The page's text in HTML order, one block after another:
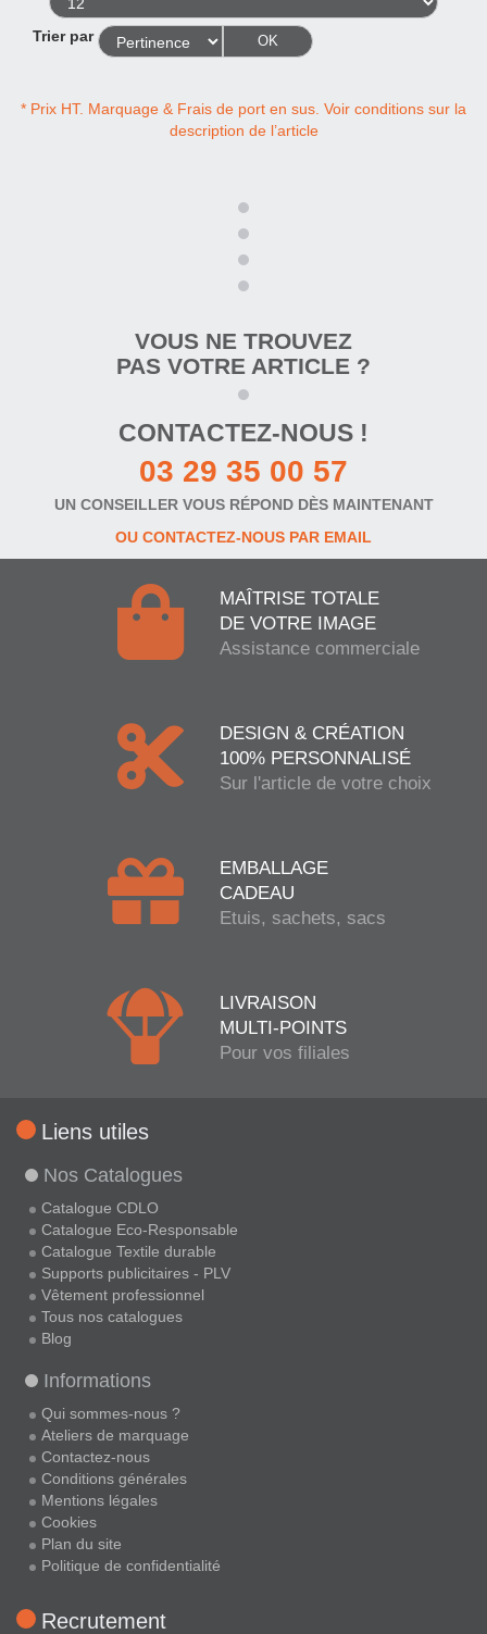
Trier par OK
* Prix HT. Marquage & Frais de port en sus. Voir conditions sur la
description de l’article
VOUS NE TROUVEZ
PAS VOTRE ARTICLE ?
CONTACTEZ-NOUS !
03 29 35 00 57
UN CONSEILLER VOUS RÉPOND DÈS MAINTENANT
OU CONTACTEZ-NOUS PAR EMAIL
MAÎTRISE TOTALE
DE VOTRE IMAGE
Assistance commerciale
DESIGN & CRÉATION
100% PERSONNALISÉ
Sur l'article de votre choix
EMBALLAGE
CADEAU
Etuis, sachets, sacs
LIVRAISON
MULTI-POINTS
Pour vos filiales
Liens utiles
Nos Catalogues
Catalogue CDLO
Catalogue Eco-Responsable
Catalogue Textile durable
Supports publicitaires - PLV
Vêtement professionnel
Tous nos catalogues
Blog
Informations
Qui sommes-nous ?
Ateliers de marquage
Contactez-nous
Conditions générales
Mentions légales
Cookies
Plan du site
Politique de confidentialité
Recrutement